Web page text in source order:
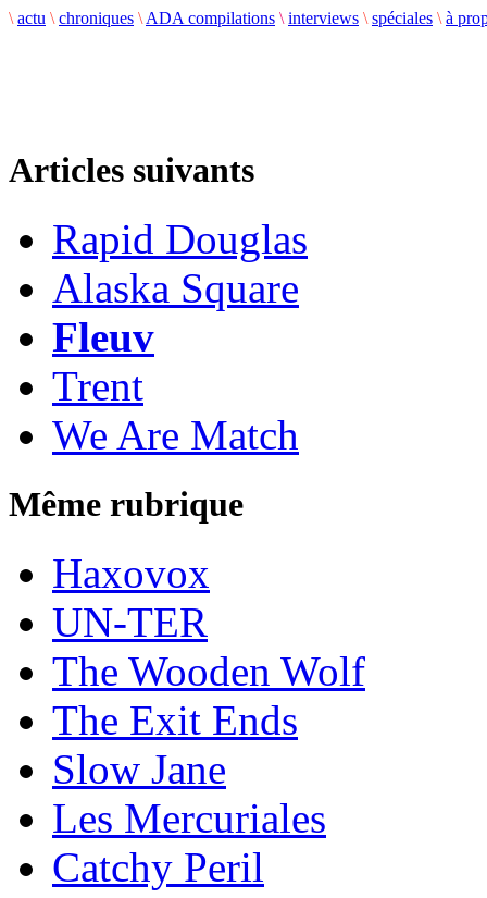
\ actu \ chroniques \ ADA compilations \ interviews \ spéciales \ à
Articles suivants
Rapid Douglas
Alaska Square
Fleuv
Trent
We Are Match
Même rubrique
Haxovox
UN-TER
The Wooden Wolf
The Exit Ends
Slow Jane
Les Mercuriales
Catchy Peril